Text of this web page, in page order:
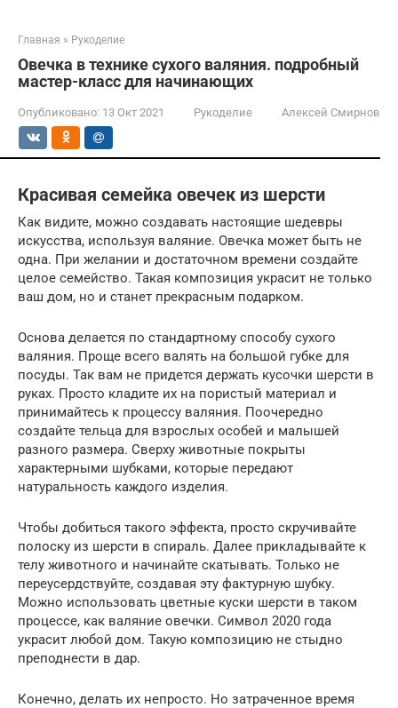
Главная » Рукоделие
Овечка в технике сухого валяния. подробный
мастер-класс для начинающих
Опубликовано: 13 Окт 2021 Рукоделие Алексей Смирнов
Красивая семейка овечек из шерсти
Как видите, можно создавать настоящие шедевры
искусства, используя валяние. Овечка может быть не
одна. При желании и достаточном времени создайте
целое семейство. Такая композиция украсит не только
ваш дом, но и станет прекрасным подарком.
Основа делается по стандартному способу сухого
валяния. Проще всего валять на большой губке для
посуды. Так вам не придется держать кусочки шерсти в
руках. Просто кладите их на пористый материал и
принимайтесь к процессу валяния. Поочередно
создайте тельца для взрослых особей и малышей
разного размера. Сверху животные покрыты
характерными шубками, которые передают
натуральность каждого изделия.
Чтобы добиться такого эффекта, просто скручивайте
полоску из шерсти в спираль. Далее прикладывайте к
телу животного и начинайте скатывать. Только не
переусердствуйте, создавая эту фактурную шубку.
Можно использовать цветные куски шерсти в таком
процессе, как валяние овечки. Символ 2020 года
украсит любой дом. Такую композицию не стыдно
преподнести в дар.
Конечно, делать их непросто. Но затраченное время